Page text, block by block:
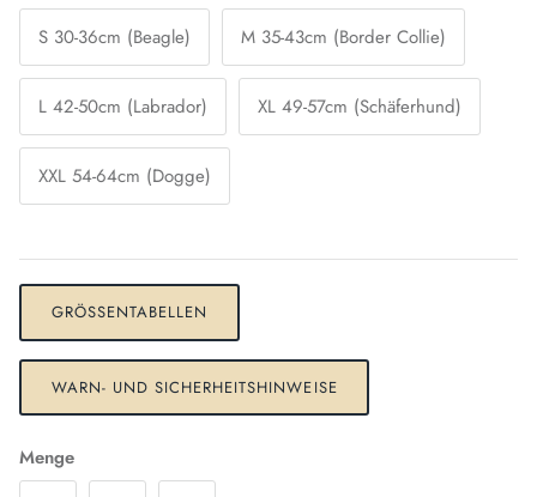
S 30-36cm (Beagle) M 35-43cm (Border Collie)
L 42-50cm (Labrador) XL 49-57cm (Schäferhund)
XXL 54-64cm (Dogge)
GRÖSSENTABELLEN
WARN- UND SICHERHEITSHINWEISE
Menge